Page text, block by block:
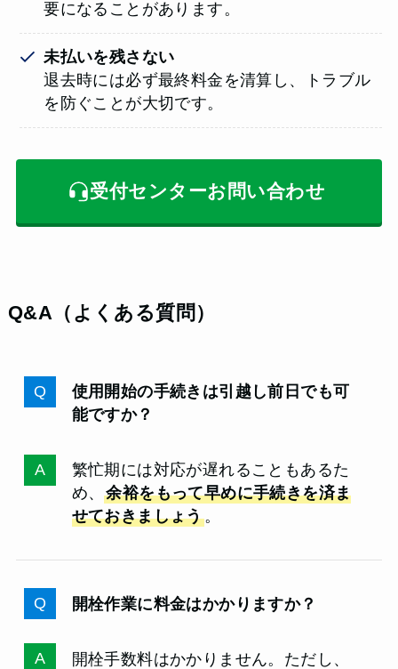
要になることがあります。
未払いを残さない
退去時には必ず最終料金を清算し、トラブル
を防ぐことが大切です。
受付センターお問い合わせ
Q&A（よくある質問）
使用開始の手続きは引越し前日でも可
能ですか？
繁忙期には対応が遅れることもあるた
め、余裕をもって早めに手続きを済ま
せておきましょう。
開栓作業に料金はかかりますか？
開栓手数料はかかりません。ただし、